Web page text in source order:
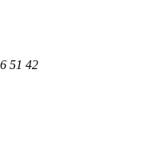
51 42